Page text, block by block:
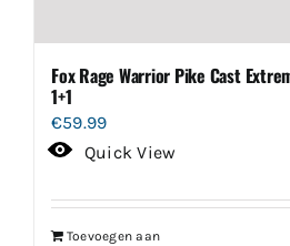
Fox Rage Warrior Pike Cast
1+1
€59.99
Quick View
Toevoegen aan